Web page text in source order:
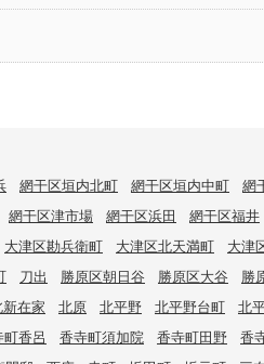
網干区垣内北町 網干区垣内中町 網
網干区津市場 網干区浜田 網干区福井
大津区勘兵衛町 大津区北天満町 大津
刀出 勝原区朝日谷 勝原区大谷 勝
在家 北原 北平野 北平野台町 北
香呂 香寺町須加院 香寺町田野 香